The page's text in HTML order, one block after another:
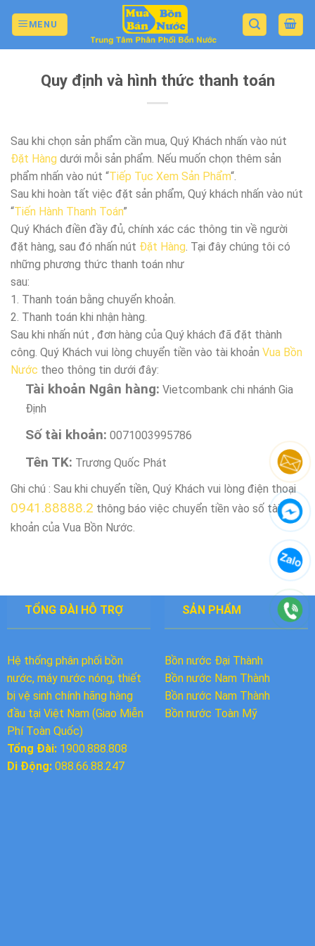
MENU
Quy định và hình thức thanh toán
Sau khi chọn sản phẩm cần mua, Quý Khách nhấn vào nút
Đặt Hàng dưới mỗi sản phẩm. Nếu muốn chọn thêm sản
phẩm nhấn vào nút “Tiếp Tục Xem Sản Phẩm“.
Sau khi hoàn tất việc đặt sản phẩm, Quý khách nhấn vào nút
“Tiến Hành Thanh Toán”
Quý Khách điền đầy đủ, chính xác các thông tin về người
đặt hàng, sau đó nhấn nút Đặt Hàng. Tại đây chúng tôi có
những phương thức thanh toán như
sau:
1. Thanh toán bằng chuyển khoản.
2. Thanh toán khi nhận hàng.
Sau khi nhấn nút , đơn hàng của Quý khách đã đặt thành
công. Quý Khách vui lòng chuyển tiền vào tài khoản Vua Bồn
Nước theo thông tin dưới đây:
Tài khoản Ngân hàng: Vietcombank chi nhánh Gia
Định
Số tài khoản: 0071003995786
Tên TK: Trương Quốc Phát
Ghi chú : Sau khi chuyển tiền, Quý Khách vui lòng điện thoại
0941.88888.2 thông báo việc chuyển tiền vào số tài
khoản của Vua Bồn Nước.
TỔNG ĐÀI HỖ TRỢ
Hệ thống phân phối bồn
nước, máy nước nóng, thiết
bị vệ sinh chính hãng hàng
đầu tại Việt Nam (Giao Miễn
Phí Toàn Quốc)
Tổng Đài: 1900.888.808
Di Động: 088.66.88.247
SẢN PHẨM
Bồn nước Đại Thành
Bồn nước Nam Thành
Bồn nước Nam Thành
Bồn nước Toàn Mỹ